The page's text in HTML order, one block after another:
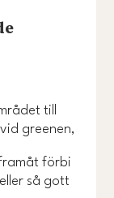
till
greenen,
förbi
så gott